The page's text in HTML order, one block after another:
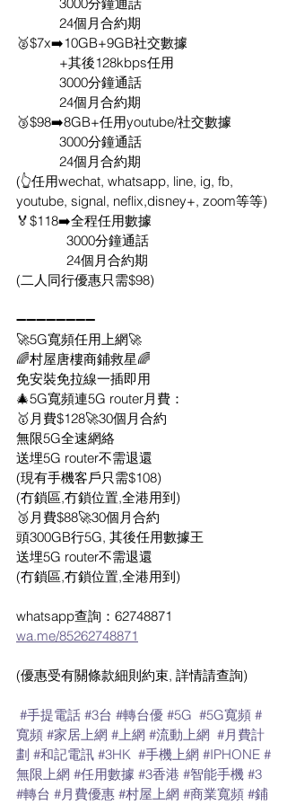
            3000分鐘通話
            24個月合約期
🥈$7x➡️10GB+9GB社交數據
            +其後128kbps任用
            3000分鐘通話
            24個月合約期
🥉$98➡️8GB+任用youtube/社交數據
            3000分鐘通話
            24個月合約期
(👆任用wechat, whatsapp, line, ig, fb,
youtube, signal, neflix,disney+, zoom等等)
🏅$118➡️全程任用數據
              3000分鐘通話
              24個月合約期
(二人同行優惠只需$98)
➖➖➖➖➖➖➖➖
🚀5G寬頻任用上網🚀
🌈村屋唐樓商鋪救星🌈
免安裝免拉線一插即用
🎄5G寬頻連5G router月費：
🥇月費$128🚀30個月合約
無限5G全速網絡
送埋5G router不需退還
(現有手機客戶只需$108)
(冇鎖區,冇鎖位置,全港用到)
🥉月費$88🚀30個月合約
頭300GB行5G, 其後任用數據王
送埋5G router不需退還
(冇鎖區,冇鎖位置,全港用到)
whatsapp查詢：62748871
wa.me/85262748871
(優惠受有關條款細則約束, 詳情請查詢)
#手提電話 #3台 #轉台優 #5G #5G寬頻 #
寬頻 #家居上網 #上網 #流動上網 #月費計
劃 #和記電訊 #3HK #手機上網 #IPHONE #
無限上網 #任用數據 #3香港 #智能手機 #3
#轉台 #月費優惠 #村屋上網 #商業寬頻 #鋪